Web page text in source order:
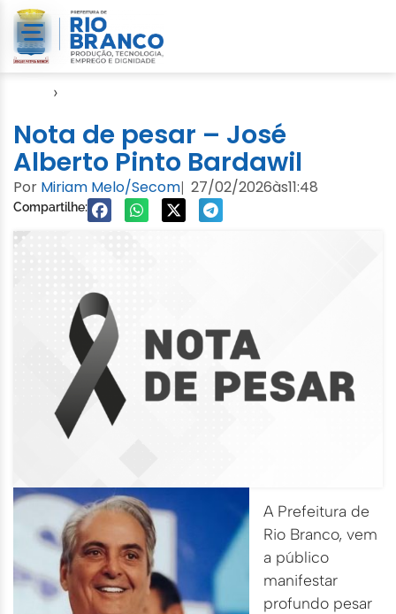
›
Nota de pesar – José
Alberto Pinto Bardawil
Por Miriam Melo/Secom| 27/02/2026às11:48
Compartilhe:
A Prefeitura de
Rio Branco, vem
a público
manifestar
profundo pesar